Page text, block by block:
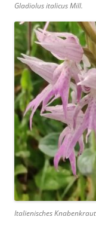
Gladiolus italicus Mill.
Italienisches